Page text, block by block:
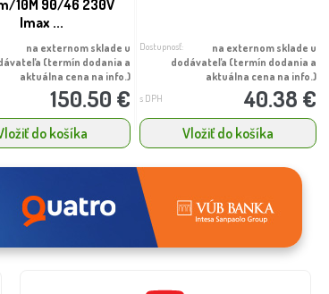
10M 90/46 230V
Imax ...
na externom sklade u
(termín dodania a
aktuálna cena na info.)
150.50 €
do košíka
Dostupnosť:
na externom sklade u
dodávateľa (termín dodania a
aktuálna cena na info.)
s DPH 40.38 €
Vložiť do košíka